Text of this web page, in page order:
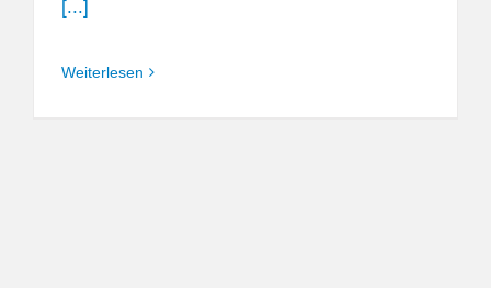
[...]
Weiterlesen